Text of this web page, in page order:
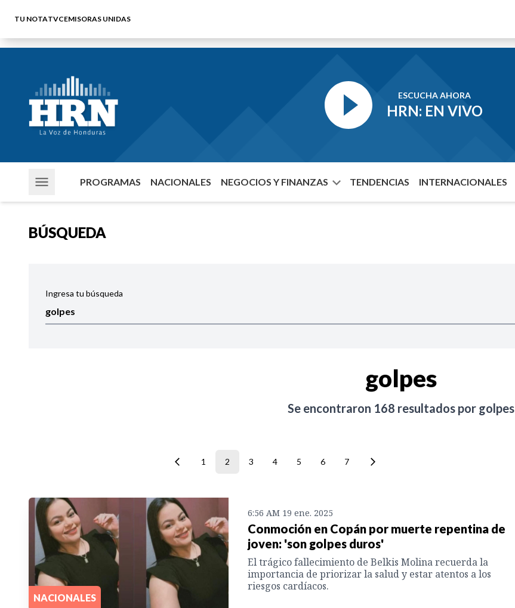
TU NOTATVCEMISORAS UNIDAS
ESCUCHA AHORA
HRN: EN VIVO
PROGRAMAS NACIONALES NEGOCIOS Y FINANZAS TENDENCIAS INTERNACIONALES
BÚSQUEDA
Ingresa tu búsqueda
golpes
Se encontraron 168 resultados por golpes
1 2 3 4 5 6 7
NACIONALES
6:56 AM 19 ene. 2025
Conmoción en Copán por muerte repentina de
joven: 'son golpes duros'
El trágico fallecimiento de Belkis Molina recuerda la
importancia de priorizar la salud y estar atentos a los
riesgos cardíacos.